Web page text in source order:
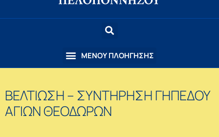
ΒΕΛΤΙΩΣΗ – ΣΥΝΤΗΡΗΣΗ ΓΗΠΕΔΟΥ
ΑΓΙΩΝ ΘΕΟΔΩΡΩΝ